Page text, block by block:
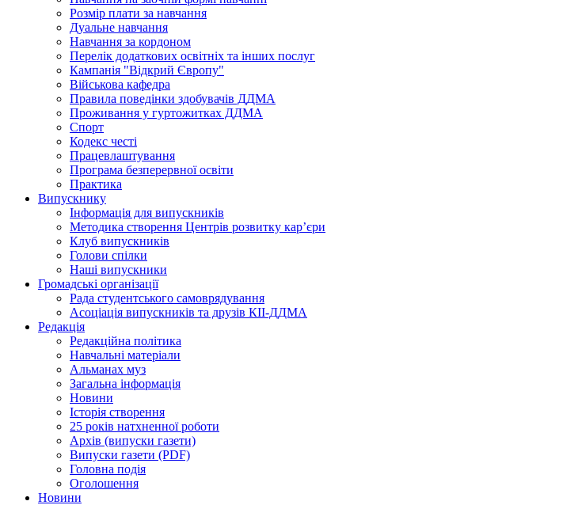
Розмір плати за навчання
Дуальне навчання
Навчання за кордоном
Перелік додаткових освітніх та інших послуг
Кампанія "Відкрий Європу"
Військова кафедра
Правила поведінки здобувачів ДДМА
Проживання у гуртожитках ДДМА
Спорт
Кодекс честі
Працевлаштування
Програма безперервної освіти
Практика
Випускнику
Інформація для випускників
Методика створення Центрів розвитку кар’єри
Клуб випускників
Голови спілки
Наші випускники
Громадські організації
Рада студентського самоврядування
Асоціація випускників та друзів КІІ-ДДМА
Редакція
Редакційна політика
Навчальні матеріали
Альманах муз
Загальна інформація
Новини
Історія створення
25 років натхненної роботи
Архів (випуски газети)
Випуски газети (PDF)
Головна подія
Оголошення
Новини